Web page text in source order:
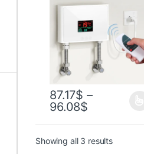
электрические
нагреватели для ванной
комнаты, душа с
горячей водой и
домашнего кухонного
отопления
87.17$ –
96.08$
Showing all 3 results